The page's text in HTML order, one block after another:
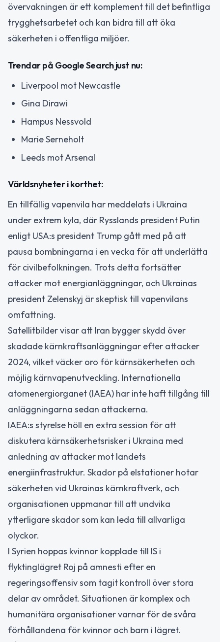
övervakningen är ett komplement till det befintliga
trygghetsarbetet och kan bidra till att öka
säkerheten i offentliga miljöer.
Trendar på Google Search just nu:
Liverpool mot Newcastle
Gina Dirawi
Hampus Nessvold
Marie Serneholt
Leeds mot Arsenal
Världsnyheter i korthet:
En tillfällig vapenvila har meddelats i Ukraina
under extrem kyla, där Rysslands president Putin
enligt USA:s president Trump gått med på att
pausa bombningarna i en vecka för att underlätta
för civilbefolkningen. Trots detta fortsätter
attacker mot energianläggningar, och Ukrainas
president Zelenskyj är skeptisk till vapenvilans
omfattning.
Satellitbilder visar att Iran bygger skydd över
skadade kärnkraftsanläggningar efter attacker
2024, vilket väcker oro för kärnsäkerheten och
möjlig kärnvapenutveckling. Internationella
atomenergiorganet (IAEA) har inte haft tillgång till
anläggningarna sedan attackerna.
IAEA:s styrelse höll en extra session för att
diskutera kärnsäkerhetsrisker i Ukraina med
anledning av attacker mot landets
energiinfrastruktur. Skador på elstationer hotar
säkerheten vid Ukrainas kärnkraftverk, och
organisationen uppmanar till att undvika
ytterligare skador som kan leda till allvarliga
olyckor.
I Syrien hoppas kvinnor kopplade till IS i
flyktinglägret Roj på amnesti efter en
regeringsoffensiv som tagit kontroll över stora
delar av området. Situationen är komplex och
humanitära organisationer varnar för de svåra
förhållandena för kvinnor och barn i lägret.